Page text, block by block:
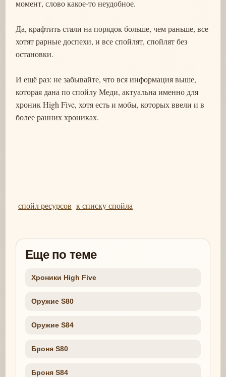
момент, слово какое-то неудобное.
Да, крафтить стали на порядок больше, чем раньше, все
хотят рарные доспехи, и все спойлят, спойлят без
остановки.
И ещё раз: не забывайте, что вся информация выше,
которая дана по спойлу Меди, актуальна именно для
хроник High Five, хотя есть и мобы, которых ввели и в
более ранних хрониках.
спойл ресурсов к списку спойла
Еще по теме
Хроники High Five
Оружие S80
Оружие S84
Броня S80
Броня S84